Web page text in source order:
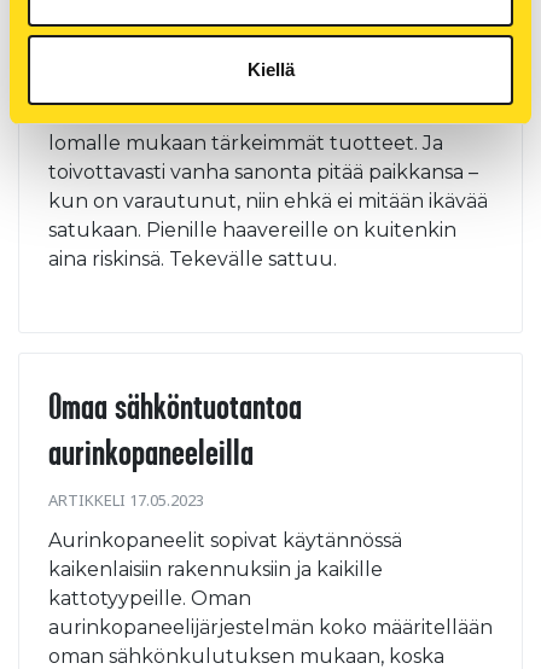
Kiellä
ARTIKKELI 19.05.2023
lomalle mukaan tärkeimmät tuotteet. Ja
toivottavasti vanha sanonta pitää paikkansa –
kun on varautunut, niin ehkä ei mitään ikävää
satukaan. Pienille haavereille on kuitenkin
aina riskinsä. Tekevälle sattuu.
Omaa sähköntuotantoa
aurinkopaneeleilla
ARTIKKELI 17.05.2023
Aurinkopaneelit sopivat käytännössä
kaikenlaisiin rakennuksiin ja kaikille
kattotyypeille. Oman
aurinkopaneelijärjestelmän koko määritellään
oman sähkönkulutuksen mukaan, koska